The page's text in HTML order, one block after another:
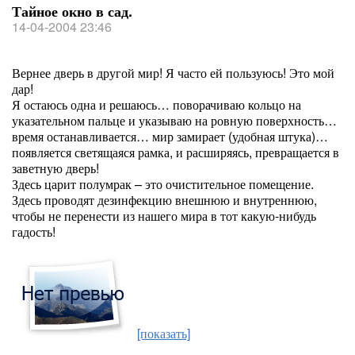
Тайное окно в сад.
14-04-2004 23:46
Вернее дверь в другой мир! Я часто ей пользуюсь! Это мой
дар!
Я остаюсь одна и решаюсь… поворачиваю кольцо на
указательном пальце и указываю на ровную поверхность…
время останавливается… мир замирает (удобная штука)…
появляется светящаяся рамка, и расширяясь, превращается в
заветную дверь!
Здесь царит полумрак – это очистительное помещение.
Здесь проводят дезинфекцию внешнюю и внутреннюю,
чтобы не перенести из нашего мира в тот какую-нибудь
гадость!
[показать]